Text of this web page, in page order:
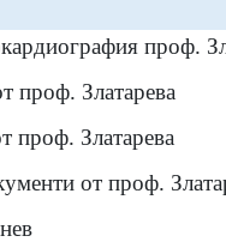
проф.
проф. Златарева
проф. Златарева
от проф.